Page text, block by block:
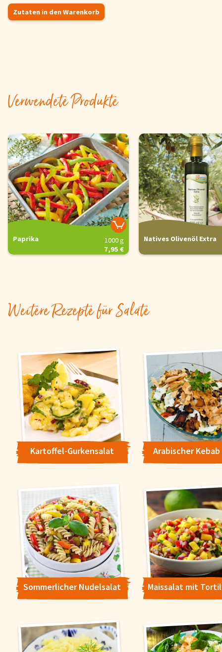
Zutaten in den Warenkorb
Verwendete Produkte
Paprika
1000 g
7,95 €
Natives Olivenöl Extra
Weitere Rezepte für Salate
Kartoffel-Gurkensalat Arabischer
Sommerlicher Nudelsalat